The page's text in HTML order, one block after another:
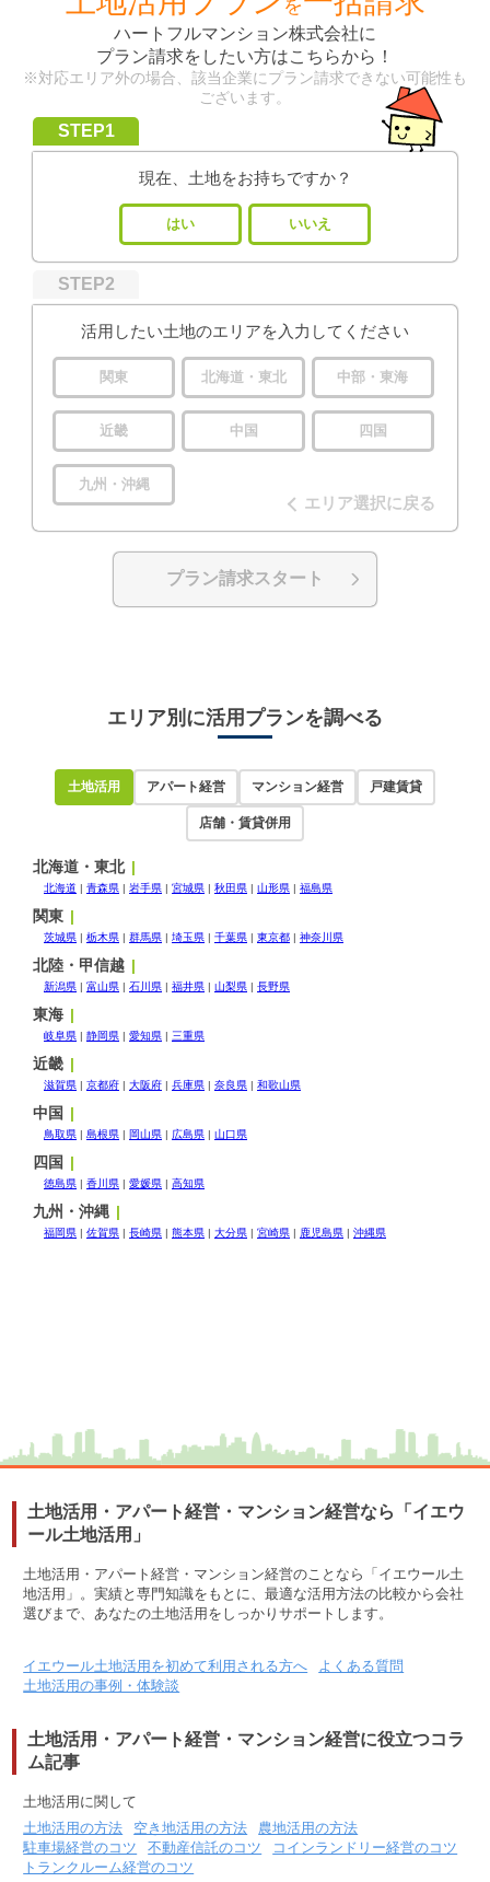
を
ハートフルマンション株式会社に
プラン請求をしたい方はこちらから！
※対応エリア外の場合、該当企業にプラン請求できない可能性も
ございます。
STEP1
現在、土地をお持ちですか？
はい いいえ
STEP2
活用したい土地のエリアを入力してください
関東 北海道・東北 中部・東海
近畿 中国 四国
九州・沖縄
エリア選択に戻る
プラン請求スタート
エリア別に活用プランを調べる
土地活用 アパート経営 マンション経営 戸建賃貸
店舗・賃貸併用
北海道・東北
北海道 青森県 岩手県 宮城県 秋田県 山形県 福島県
関東
茨城県 栃木県 群馬県 埼玉県 千葉県 東京都 神奈川県
北陸・甲信越
新潟県 富山県 石川県 福井県 山梨県 長野県
東海
岐阜県 静岡県 愛知県 三重県
近畿
滋賀県 京都府 大阪府 兵庫県 奈良県 和歌山県
中国
鳥取県 島根県 岡山県 広島県 山口県
四国
徳島県 香川県 愛媛県 高知県
九州・沖縄
福岡県 佐賀県 長崎県 熊本県 大分県 宮崎県 鹿児島県 沖縄県
土地活用・アパート経営・マンション経営なら「イエウ
ール土地活用」
土地活用・アパート経営・マンション経営のことなら「イエウール土
地活用」。実績と専門知識をもとに、最適な活用方法の比較から会社
選びまで、あなたの土地活用をしっかりサポートします。
イエウール土地活用を初めて利用される方へ
よくある質問
土地活用の事例・体験談
土地活用・アパート経営・マンション経営に役立つコラ
ム記事
土地活用に関して
土地活用の方法
空き地活用の方法
農地活用の方法
駐車場経営のコツ
不動産信託のコツ
コインランドリー経営のコツ
トランクルーム経営のコツ